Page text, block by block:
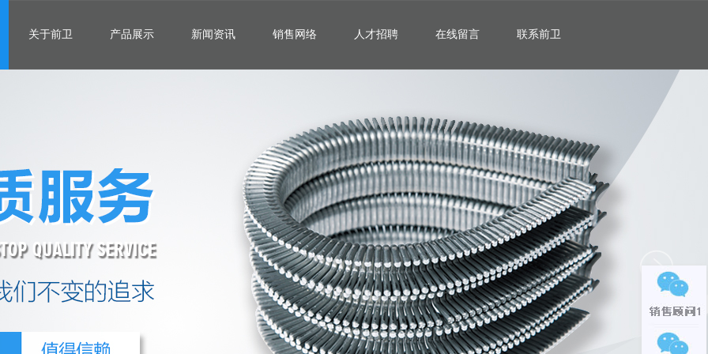
关于前卫 产品展示 新闻资讯 销售网络 人才招聘 在线留言 联系前卫